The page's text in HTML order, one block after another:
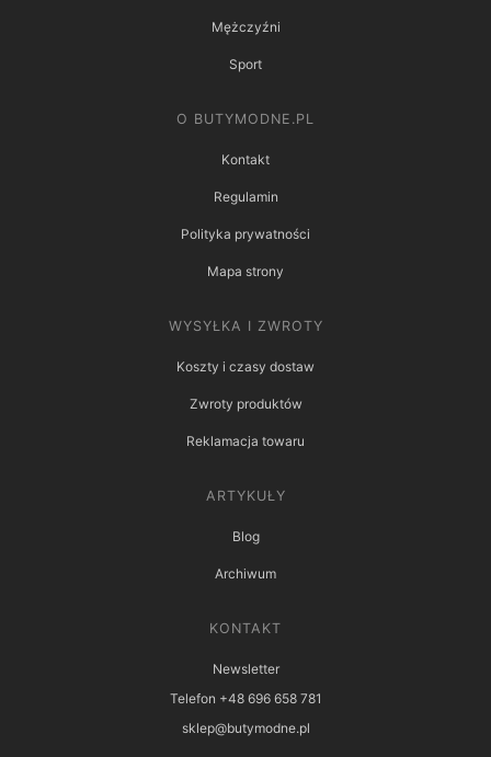
Mężczyźni
Sport
O BUTYMODNE.PL
Kontakt
Regulamin
Polityka prywatności
Mapa strony
WYSYŁKA I ZWROTY
Koszty i czasy dostaw
Zwroty produktów
Reklamacja towaru
ARTYKUŁY
Blog
Archiwum
KONTAKT
Newsletter
Telefon +48 696 658 781
sklep@butymodne.pl